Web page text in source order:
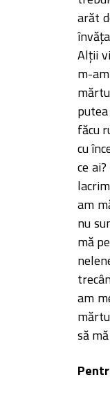
arăt
Alţii
m-
făcu
cu
ce
am
nu
mă
am
să